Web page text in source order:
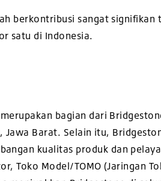
berkontribusi sangat
satu di Indonesia.
bagian dari
Barat. Selain itu,
kualitas produk dan
Toko Model/TOMO (Jaringan